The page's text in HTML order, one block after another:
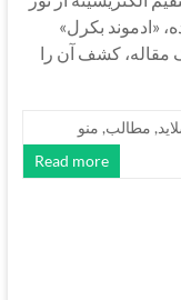
«ادموند بکرل»
سال ۱۸۳۹ با چاپ یک مقاله، کشف آن را
, مطالب, منو
Read more